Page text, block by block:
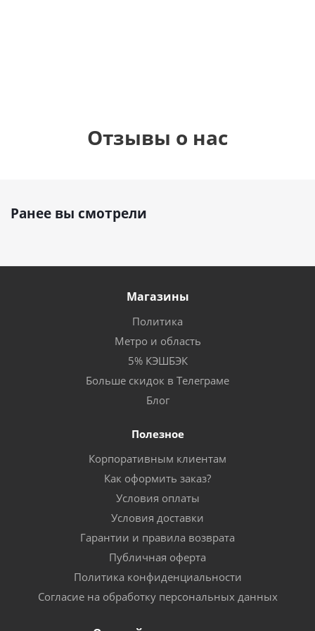
Отзывы о нас
Ранее вы смотрели
Магазины
Политика
Метро и область
5% КЭШБЭК
Больше скидок в Телеграме
Блог
Полезное
Корпоративным клиентам
Как оформить заказ?
Условия оплаты
Условия доставки
Гарантии и правила возврата
Публичная оферта
Политика конфиденциальности
Согласие на обработку персональных данных